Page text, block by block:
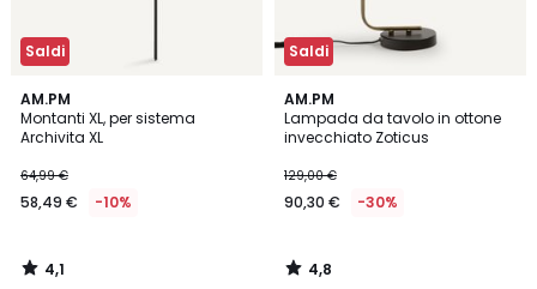
Saldi
AM.PM
Montanti XL, per sistema
Archivita XL
64,99 €
58,49 € -10%
4,1
/ 5
4,1
/
Saldi
AM.PM
Lampada da tavolo in ottone
invecchiato Zoticus
129,00 €
90,30 € -30%
4,8
/ 5
4,8
/